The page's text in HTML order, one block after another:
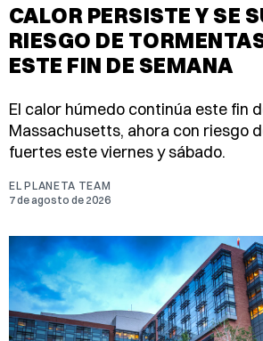
CALOR PERSISTE Y SE
RIESGO DE
ESTE FIN DE SEMANA
El calor húmedo continúa este fin
Massachusetts, ahora con riesgo
fuertes este viernes y sábado.
EL PLANETA TEAM
7 de agosto de 2026